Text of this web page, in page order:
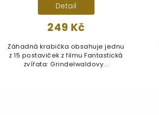
249 Kč
Detail
Záhadná krabička obsahuje jednu
z 15 postaviček z filmu Fantastická
zvířata: Grindelwaldovy...